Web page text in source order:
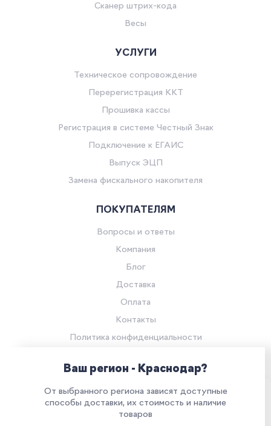
Сканер штрих-кода
Весы
УСЛУГИ
Техническое сопровождение
Перерегистрация ККТ
Прошивка кассы
Регистрация в системе Честный Знак
Подключение к ЕГАИС
Выпуск ЭЦП
Замена фискального накопителя
ПОКУПАТЕЛЯМ
Вопросы и ответы
Компания
Блог
Доставка
Оплата
Контакты
Политика конфиденциальности
Все права защищены.
Наш сайт использует куки. Продолжая им
пользоваться, вы соглашаетесь на обработку
Ваш регион - Краснодар?
От выбранного региона зависят доступные
способы доставки, их стоимость и наличие
товаров